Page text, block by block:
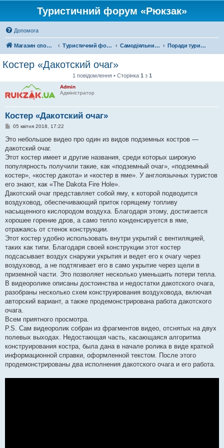
Туристичний форум «Рюкзак»
Допомога
Магазин спорядження Туристичний форум «Рюкзак» Самодіяльний туризм Поради туристам
Костер «Дакотский очаг»
1 повідомлення • Сторінка 1 з 1
Admin
Адміністратор
Костер «Дакотский очаг»
П
в
д
о
л
е
н
я
05 квітня 2018, 17:22
Это небольшое видео про один из видов подземных костров —
дакотский очаг.
Этот костер имеет и другие названия, среди которых широкую
популярность получили такие, как «подземный очаг», «подземный
костер», «костер дакота» и «костер в яме». У англоязычных туристов
его знают, как «The Dakota Fire Hole».
Дакотский очаг представляет собой яму, к которой подводится
воздуховод, обеспечивающий приток горящему топливу
насыщенного кислородом воздуха. Благодаря этому, достигается
хорошее горение дров, а само тепло конденсируется в яме,
отражаясь от стенок конструкции.
Этот костер удобно использовать внутри укрытий с вентиляцией,
таких как типи. Благодаря своей конструкции этот костер
подсасывает воздух снаружи укрытия и ведет его к очагу через
воздуховод, а не подтягивает его в само укрытие через щели в
приземной части. Это позволяет несколько уменьшить потери тепла.
В видеоролике описаны достоинства и недостатки дакотского очага,
разобраны несколько схем конструирования воздуховода, включая
авторский вариант, а также продемонстрирована работа дакотского
очага.
Всем приятного просмотра.
P.S. Сам видеоролик собран из фрагментов видео, отснятых на двух
полевых выходах. Недостающая часть, касающаяся алгоритма
конструирования костра, была дана в начале ролика в виде краткой
информационной справки, оформленной текстом. После этого
продемонстрированы два исполнения дакотского очага и его работа.